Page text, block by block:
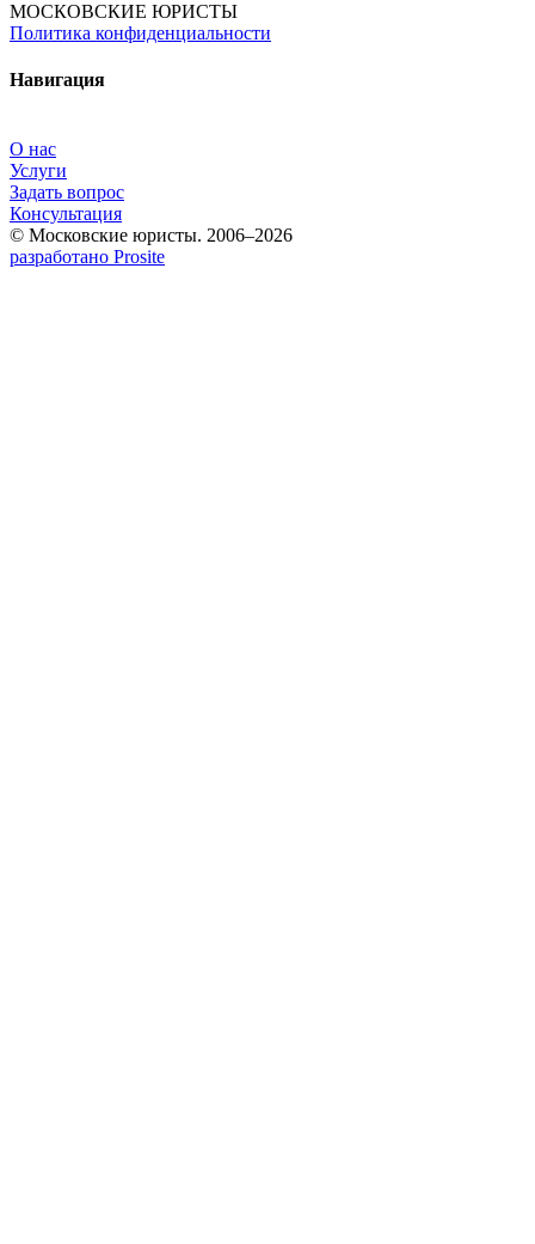
МОСКОВСКИЕ ЮРИСТЫ
Политика конфиденциальности
Навигация
О нас
Услуги
Задать вопрос
Консультация
© Московские юристы. 2006–2026
разработано Prosite